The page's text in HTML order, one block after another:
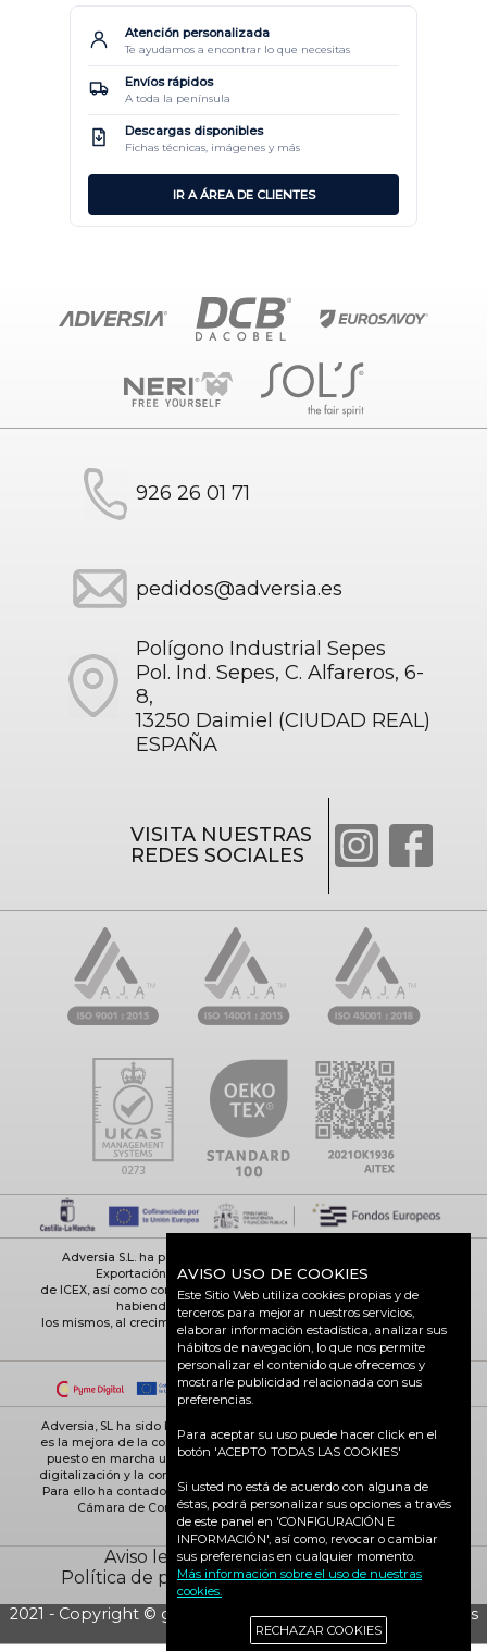
Atención personalizada
Te ayudamos a encontrar lo que necesitas
Envíos rápidos
A toda la península
Descargas disponibles
Fichas técnicas, imágenes y más
IR A ÁREA DE CLIENTES
926 26 01 71
pedidos@adversia.es
Polígono Industrial Sepes
Pol. Ind. Sepes, C. Alfareros, 6-
8,
13250 Daimiel (CIUDAD REAL)
ESPAÑA
VISITA NUESTRAS
REDES SOCIALES
Adversia S.L. ha participado en el Programa de Iniciación a la
Exportación ICEX-Next, y ha contado con el apoyo
de ICEX, así como con la cofinanciación de Fondos europeos FEDER,
habiendo contribuido según la medida de
los mismos, al crecimiento económico de esta empresa, su región y
de España en su conjunto
Adversia, SL ha sido beneficiaria de Fondos Europeos, cuyo objetivo
es la mejora de la competitividad de las PYMES, y gracias al cual ha
puesto en marcha un Plan de Acción con el objetivo de reforzar la
digitalización y la competitividad de las pymes durante el año 2025.
Para ello ha contado con el apoyo del Programa Pyme Digital de la
Cámara de Comercio de Ciudad Real. #EuropaSeSiente
Aviso legal
Política de cookies
Política de privacidad
Ciudad Real activa
2021 - Copyright © grupo Adversia S.L. - Todos los derechos
reservados
AVISO USO DE COOKIES
Este Sitio Web utiliza cookies propias y de
terceros para mejorar nuestros servicios,
elaborar información estadística, analizar sus
hábitos de navegación, lo que nos permite
personalizar el contenido que ofrecemos y
mostrarle publicidad relacionada con sus
preferencias.
Para aceptar su uso puede hacer click en el
botón 'ACEPTO TODAS LAS COOKIES'
Si usted no está de acuerdo con alguna de
éstas, podrá personalizar sus opciones a través
de este panel en 'CONFIGURACIÓN E
INFORMACIÓN', así como, revocar o cambiar
sus preferencias en cualquier momento.
Más información sobre el uso de nuestras
cookies.
RECHAZAR COOKIES